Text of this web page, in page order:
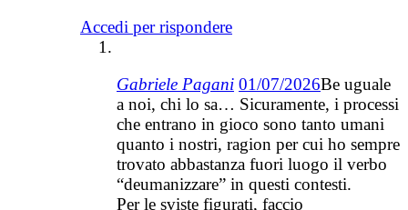
Accedi per rispondere
Gabriele Pagani 01/07/2026Be uguale
a noi, chi lo sa… Sicuramente, i processi
che entrano in gioco sono tanto umani
quanto i nostri, ragion per cui ho sempre
trovato abbastanza fuori luogo il verbo
“deumanizzare” in questi contesti.
Per le sviste figurati, faccio